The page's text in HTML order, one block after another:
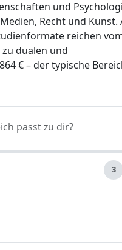
und
Recht und Kunst.
reichen
dualen und
€ – der typische
passt zu dir?
3